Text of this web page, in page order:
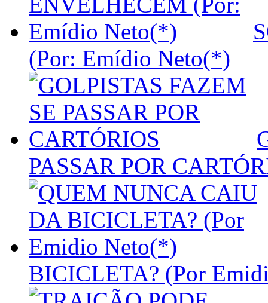
(Por: Emídio Neto(*)
PASSAR POR
BICICLETA? (Por